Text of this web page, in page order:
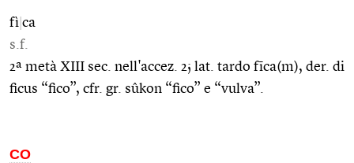
fì ca
s.f.
2ª metà XIII sec. nell'accez. 2; lat. tardo fīca(m), der. di
ficus “fico”, cfr. gr. sûkon “fico” e “vulva”.
CO